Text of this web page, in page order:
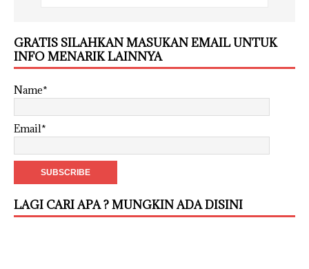
GRATIS SILAHKAN MASUKAN EMAIL UNTUK
INFO MENARIK LAINNYA
Name*
Email*
LAGI CARI APA ? MUNGKIN ADA DISINI